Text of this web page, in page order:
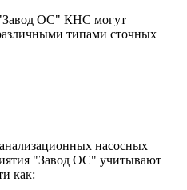
ОС" КНС могут
типами сточных
насосных
"Завод ОС" учитывают
как: